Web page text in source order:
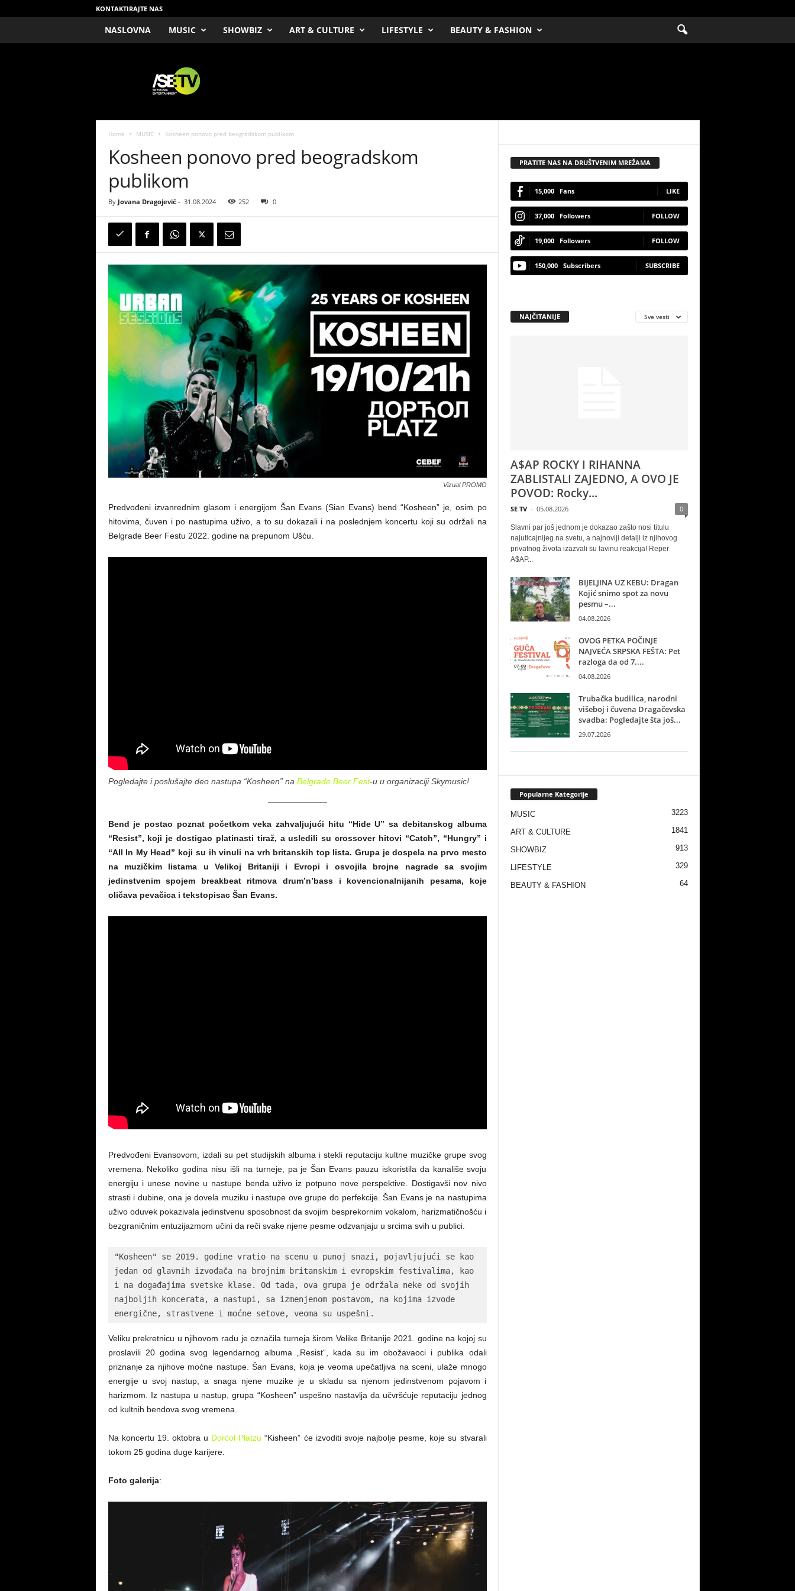
KONTAKTIRAJTE NAS
NASLOVNA MUSIC SHOWBIZ ART & CULTURE LIFESTYLE BEAUTY & FASHION
Home MUSIC Kosheen ponovo pred beogradskom publikom
Kosheen ponovo pred beogradskom
publikom
By Jovana Dragojević- 31.08.2024 252 0
Vizual PROMO
Predvođeni izvanrednim glasom i energijom Šan Evans (Sian Evans) bend “Kosheen” je, osim po
hitovima, čuven i po nastupima uživo, a to su dokazali i na poslednjem koncertu koji su održali na
Belgrade Beer Festu 2022. godine na prepunom Ušću.
Pogledajte i poslušajte deo nastupa “Kosheen” na Belgrade Beer Fest-u u organizaciji Skymusic!
Bend je postao poznat početkom veka zahvaljujući hitu “Hide U” sa debitanskog albuma
“Resist”, koji je dostigao platinasti tiraž, a usledili su crossover hitovi “Catch”, “Hungry” i
“All In My Head” koji su ih vinuli na vrh britanskih top lista. Grupa je dospela na prvo mesto
na muzičkim listama u Velikoj Britaniji i Evropi i osvojila brojne nagrade sa svojim
jedinstvenim spojem breakbeat ritmova drum’n’bass i kovencionalnijanih pesama, koje
oličava pevačica i tekstopisac Šan Evans.
Predvođeni Evansovom, izdali su pet studijskih albuma i stekli reputaciju kultne muzičke grupe svog
vremena. Nekoliko godina nisu išli na turneje, pa je Šan Evans pauzu iskoristila da kanališe svoju
energiju i unese novine u nastupe benda uživo iz potpuno nove perspektive. Dostigavši nov nivo
strasti i dubine, ona je dovela muziku i nastupe ove grupe do perfekcije. Šan Evans je na nastupima
uživo oduvek pokazivala jedinstvenu sposobnost da svojim besprekornim vokalom, harizmatičnošću i
bezgraničnim entuzijazmom učini da reči svake njene pesme odzvanjaju u srcima svih u publici.
"Kosheen" se 2019. godine vratio na scenu u punoj snazi, pojavljujući se kao
jedan od glavnih izvođača na brojnim britanskim i evropskim festivalima, kao
i na događajima svetske klase. Od tada, ova grupa je održala neke od svojih
najboljih koncerata, a nastupi, sa izmenjenom postavom, na kojima izvode
energične, strastvene i moćne setove, veoma su uspešni.
Veliku prekretnicu u njihovom radu je označila turneja širom Velike Britanije 2021. godine na kojoj su
proslavili 20 godina svog legendarnog albuma „Resist“, kada su im obožavaoci i publika odali
priznanje za njihove moćne nastupe. Šan Evans, koja je veoma upečatljiva na sceni, ulaže mnogo
energije u svoj nastup, a snaga njene muzike je u skladu sa njenom jedinstvenom pojavom i
harizmom. Iz nastupa u nastup, grupa “Kosheen” uspešno nastavlja da učvršćuje reputaciju jednog
od kultnih bendova svog vremena.
Na koncertu 19. oktobra u Dorćol Platzu “Kisheen” će izvoditi svoje najbolje pesme, koje su stvarali
tokom 25 godina duge karijere.
Foto galerija:
PRATITE NAS NA DRUŠTVENIM MREŽAMA
15,000 Fans LIKE
37,000 Followers FOLLOW
19,000 Followers FOLLOW
150,000 Subscribers SUBSCRIBE
NAJČITANIJE Sve vesti
A$AP ROCKY I RIHANNA
ZABLISTALI ZAJEDNO, A OVO JE
POVOD: Rocky...
SE TV - 05.08.2026 0
Slavni par još jednom je dokazao zašto nosi titulu
najuticajnijeg na svetu, a najnoviji detalji iz njihovog
privatnog života izazvali su lavinu reakcija! Reper
A$AP...
BIJELJINA UZ KEBU: Dragan
Kojić snimo spot za novu
pesmu –...
04.08.2026
OVOG PETKA POČINJE
NAJVEĆA SRPSKA FEŠTA: Pet
razloga da od 7....
04.08.2026
Trubačka budilica, narodni
višeboj i čuvena Dragačevska
svadba: Pogledajte šta još...
29.07.2026
Popularne Kategorije
MUSIC 3223
ART & CULTURE 1841
SHOWBIZ 913
LIFESTYLE 329
BEAUTY & FASHION 64